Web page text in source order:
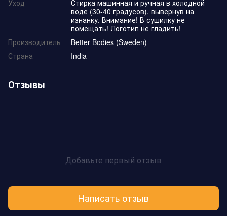
Уход
Стирка машинная и ручная в холодной
воде (30-40 градусов), вывернув на
изнанку. Внимание! В сушилку не
помещать! Логотип не гладить!
Производитель
Better Bodies (Sweden)
Страна
India
Отзывы
Добавьте первый отзыв
Написать отзыв